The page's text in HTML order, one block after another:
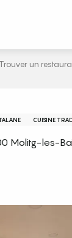
Trouver un
CUISINE
Molitg-les-